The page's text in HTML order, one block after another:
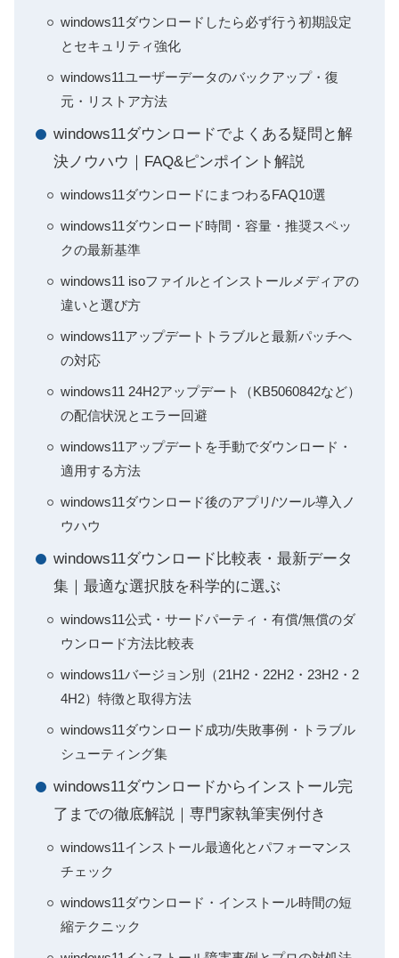
windows11ダウンロードしたら必ず行う初期設定
とセキュリティ強化
windows11ユーザーデータのバックアップ・復
元・リストア方法
windows11ダウンロードでよくある疑問と解
決ノウハウ｜FAQ&ピンポイント解説
windows11ダウンロードにまつわるFAQ10選
windows11ダウンロード時間・容量・推奨スペッ
クの最新基準
windows11 isoファイルとインストールメディアの
違いと選び方
windows11アップデートトラブルと最新パッチへ
の対応
windows11 24H2アップデート（KB5060842など）
の配信状況とエラー回避
windows11アップデートを手動でダウンロード・
適用する方法
windows11ダウンロード後のアプリ/ツール導入ノ
ウハウ
windows11ダウンロード比較表・最新データ
集｜最適な選択肢を科学的に選ぶ
windows11公式・サードパーティ・有償/無償のダ
ウンロード方法比較表
windows11バージョン別（21H2・22H2・23H2・2
4H2）特徴と取得方法
windows11ダウンロード成功/失敗事例・トラブル
シューティング集
windows11ダウンロードからインストール完
了までの徹底解説｜専門家執筆実例付き
windows11インストール最適化とパフォーマンス
チェック
windows11ダウンロード・インストール時間の短
縮テクニック